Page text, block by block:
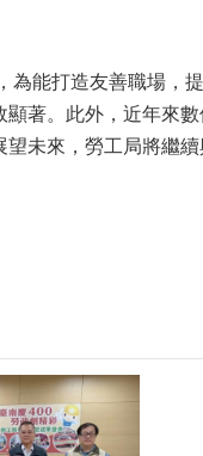
能打造友善職場，
著。此外，近年來
未來，勞工局將繼